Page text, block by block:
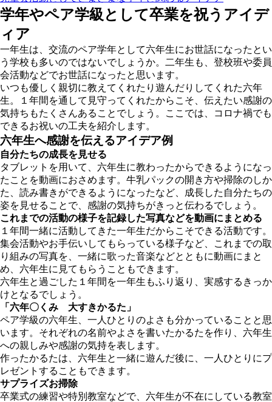
学年やペア学級として卒業を祝うアイデ
ィア
一年生は、交流のペア学年として六年生にお世話になったとい
う学校も多いのではないでしょうか。二年生も、登校班や委員
会活動などでお世話になったと思います。
いつも優しく親切に教えてくれたり遊んだりしてくれた六年
生。１年間を通して見守ってくれたからこそ、伝えたい感謝の
気持ちもたくさんあることでしょう。ここでは、コロナ禍でも
できるお祝いの工夫を紹介します。
六年生へ感謝を伝えるアイデア例
自分たちの成長を見せる
タブレットを用いて、六年生に教わったからできるようになっ
たことを動画におさめます。牛乳パックの開き方や掃除のしか
た、読み書きができるようになったなど、成長した自分たちの
姿を見せることで、感謝の気持ちがきっと伝わるでしょう。
これまでの活動の様子を記録した写真などを動画にまとめる
１年間一緒に活動してきた一年生だからこそできる活動です。
集会活動やお手伝いしてもらっている様子など、これまでの取
り組みの写真を、一緒に歌った音楽などとともに動画にまと
め、六年生に見てもらうこともできます。
六年生と過ごした１年間を一年生もふり返り、実感するきっか
けとなるでしょう。
「六年〇くみ 大すきかるた」
ペア学級の六年生、一人ひとりのよさも分かっていることと思
います。それぞれの名前やよさを書いたかるたを作り、六年生
への親しみや感謝の気持を表します。
作ったかるたは、六年生と一緒に遊んだ後に、一人ひとりにプ
レゼントすることもできます。
サプライズお掃除
卒業式の練習や特別教室などで、六年生が不在にしている教室